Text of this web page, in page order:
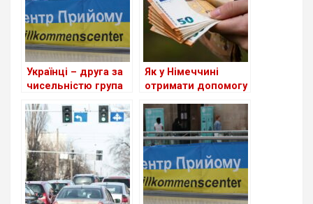
Українці – друга за
чисельністю група
Як у Німеччині
отримати допомогу